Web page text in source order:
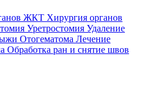
ЖКТ Хирургия органов
Уретростомия Удаление
Отогематома Лечение
Обработка ран и снятие швов